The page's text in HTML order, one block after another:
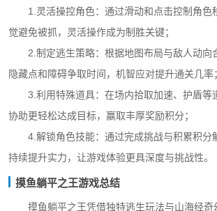
1.灵活操控角色：通过滑动和点击控制角色
觉避免被抓，灵活操作成为制胜关键；
2.制定逃生策略：根据地图布局与敌人动向
隐藏点和障碍争取时间，机智应对提升通关几率；
3.利用特殊道具：在场内拾取加速、护盾等
协助更轻松达成目标，赢取丰厚奖励积分；
4.解锁角色技能：通过完成挑战与积累积分
持续提升实力，让游戏体验更具深度与挑战性。
摸鱼躺平之王游戏总结
摸鱼躺平之王凭借独特逃生玩法与山海经